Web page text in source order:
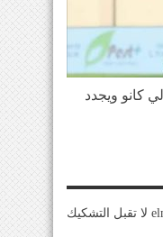
كانو ويجدد
مصداقية elmaestrosport لا تقبل التشكيك